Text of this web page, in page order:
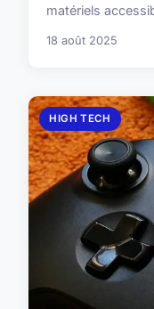
matériels
18 août 2025
HIGH TECH